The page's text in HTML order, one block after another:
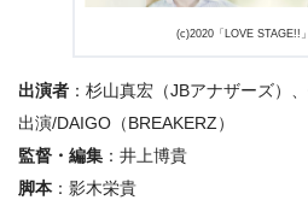
(c)2020「LOVE STAGE!!
出演者 ：杉山真宏（JBアナザーズ）
出演/DAIGO（BREAKERZ）
監督・編集 ：井上博貴
脚本：影木栄貴